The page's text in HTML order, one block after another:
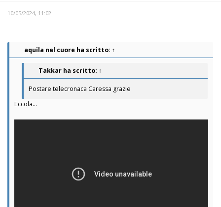
10/05/2024, 11:02
aquila nel cuore ha scritto: ↑
Takkar ha scritto: ↑
Postare telecronaca Caressa grazie
Eccola...